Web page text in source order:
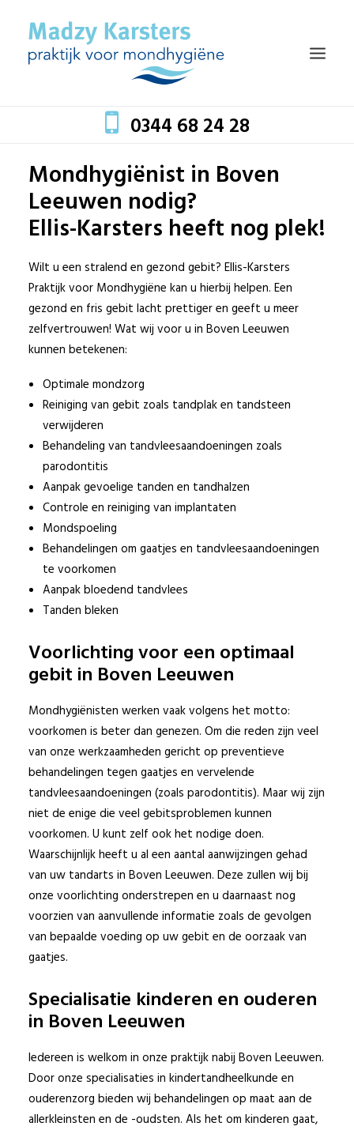
0344 68 24 28
HOME
TEAM
BEHANDELINGEN
MONDZORG EN GEZONDHEID
TARIEVEN
BLOG
CONTACT
© 2017 Beter Gebit
Sitemap|Disclaimer
Privacy Policy
Mondhygiënist in Boven
Leeuwen nodig?
Ellis-Karsters heeft nog plek!
Wilt u een stralend en gezond gebit? Ellis-Karsters
Praktijk voor Mondhygiëne kan u hierbij helpen. Een
gezond en fris gebit lacht prettiger en geeft u meer
zelfvertrouwen! Wat wij voor u in Boven Leeuwen
kunnen betekenen:
Optimale mondzorg
Reiniging van gebit zoals tandplak en tandsteen
verwijderen
Behandeling van tandvleesaandoeningen zoals
parodontitis
Aanpak gevoelige tanden en tandhalzen
Controle en reiniging van implantaten
Mondspoeling
Behandelingen om gaatjes en tandvleesaandoeningen
te voorkomen
Aanpak bloedend tandvlees
Tanden bleken
Voorlichting voor een optimaal
gebit in Boven Leeuwen
Mondhygiënisten werken vaak volgens het motto:
voorkomen is beter dan genezen. Om die reden zijn veel
van onze werkzaamheden gericht op preventieve
behandelingen tegen gaatjes en vervelende
tandvleesaandoeningen (zoals parodontitis). Maar wij zijn
niet de enige die veel gebitsproblemen kunnen
voorkomen. U kunt zelf ook het nodige doen.
Waarschijnlijk heeft u al een aantal aanwijzingen gehad
van uw tandarts in Boven Leeuwen. Deze zullen wij bij
onze voorlichting onderstrepen en u daarnaast nog
voorzien van aanvullende informatie zoals de gevolgen
van bepaalde voeding op uw gebit en de oorzaak van
gaatjes.
Specialisatie kinderen en ouderen
in Boven Leeuwen
Iedereen is welkom in onze praktijk nabij Boven Leeuwen.
Door onze specialisaties in kindertandheelkunde en
ouderenzorg bieden wij behandelingen op maat aan de
allerkleinsten en de -oudsten. Als het om kinderen gaat,